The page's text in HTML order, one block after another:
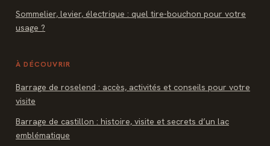
Sommelier, levier, électrique : quel tire-bouchon pour votre
usage ?
À DÉCOUVRIR
Barrage de roselend : accès, activités et conseils pour votre
visite
Barrage de castillon : histoire, visite et secrets d’un lac
emblématique